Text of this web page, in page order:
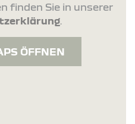
finden Sie in unserer
.
ÖFFNEN